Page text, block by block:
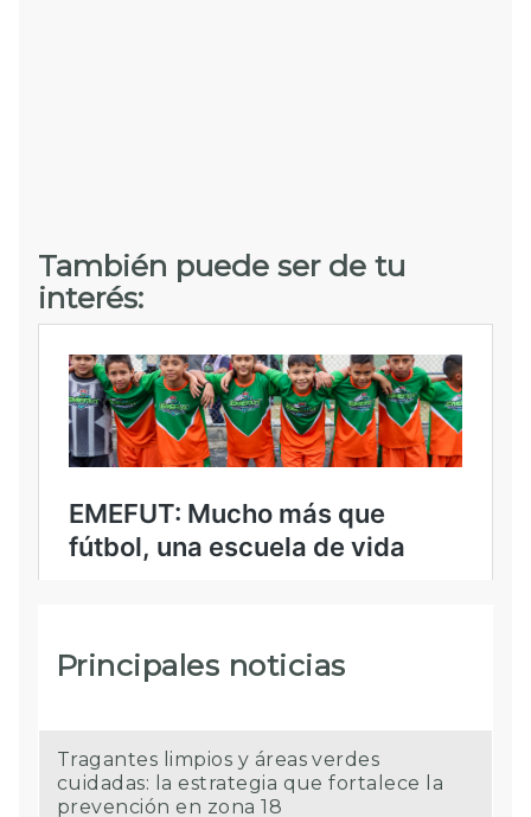
También puede ser de tu
interés:
Principales noticias
Tragantes limpios y áreas verdes
cuidadas: la estrategia que fortalece la
prevención en zona 18